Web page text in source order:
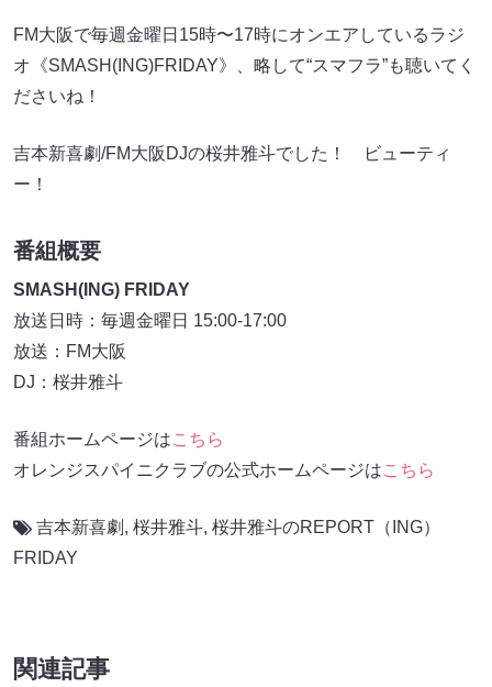
FM大阪で毎週金曜日15時〜17時にオンエアしているラジ
オ《SMASH(ING)FRIDAY》、略して“スマフラ”も聴いてく
ださいね！
吉本新喜劇/FM大阪DJの桜井雅斗でした！ ビューティ
ー！
番組概要
SMASH(ING) FRIDAY
放送日時：毎週金曜日 15:00-17:00
放送：FM大阪
DJ：桜井雅斗
番組ホームページはこちら
オレンジスパイニクラブの公式ホームページはこちら
吉本新喜劇 , 桜井雅斗, 桜井雅斗のREPORT（ING）
FRIDAY
関連記事